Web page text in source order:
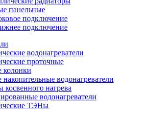
панельные
подключение
подключение
водонагреватели
проточные
колонки
накопительные водонагреватели
косвенного нагрева
водонагреватели
ТЭНы